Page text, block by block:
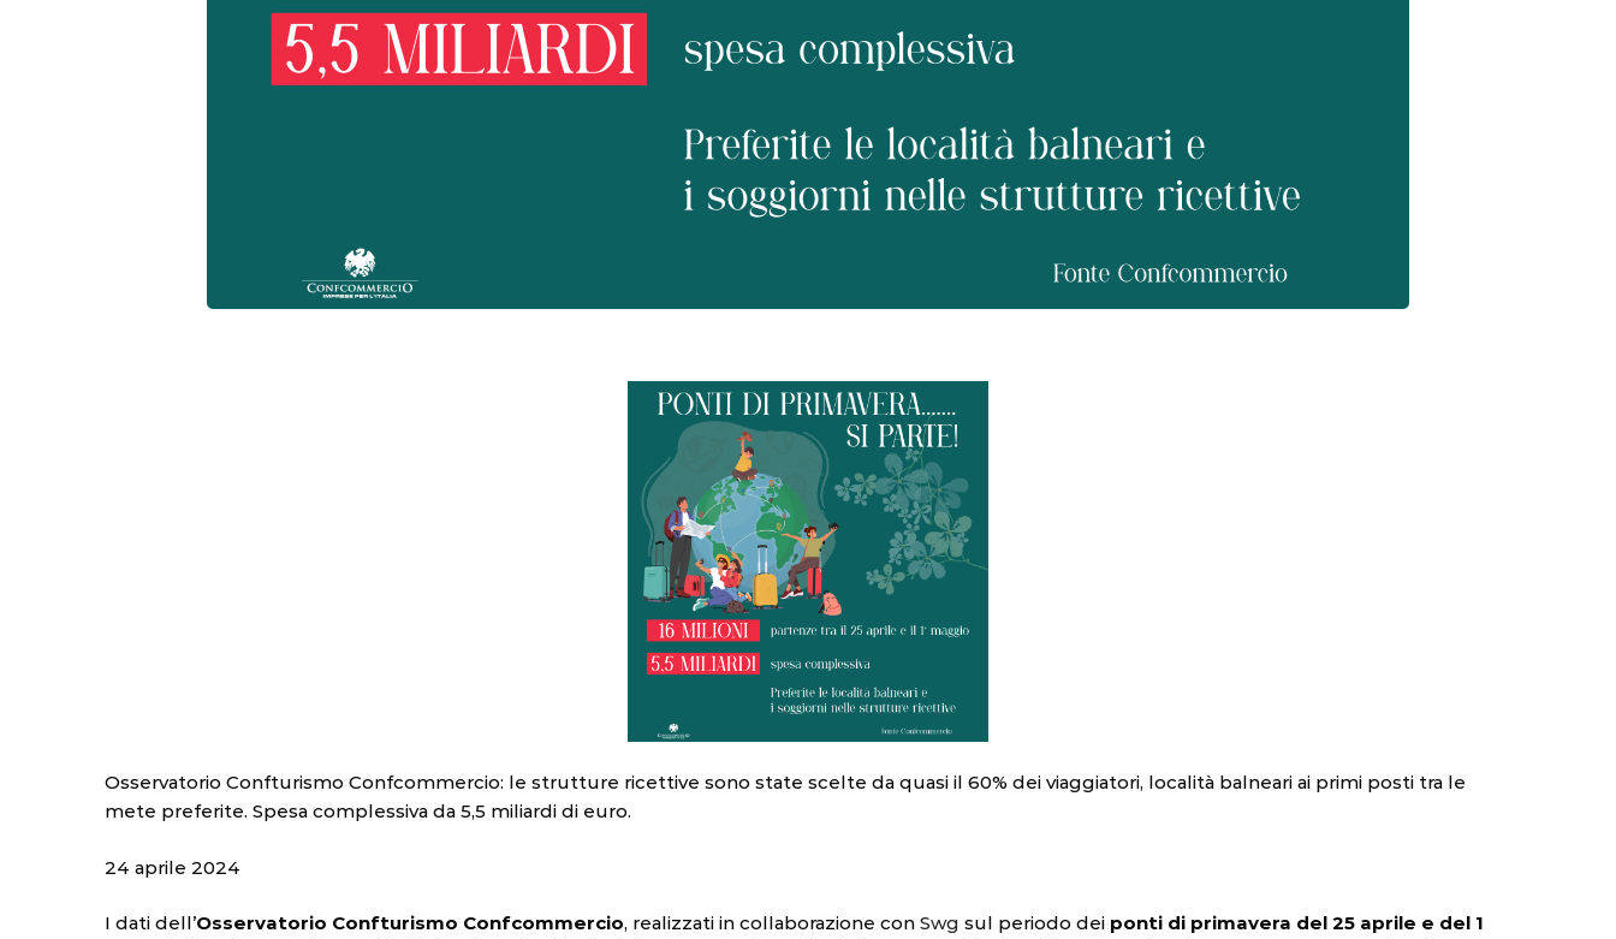
Osservatorio Confturismo Confcommercio: le strutture ricettive sono state scelte da quasi il 60% dei viaggiatori, località balneari ai primi posti tra le
mete preferite. Spesa complessiva da 5,5 miliardi di euro.
24 aprile 2024
I dati dell’Osservatorio Confturismo Confcommercio, realizzati in collaborazione con Swg sul periodo dei ponti di primavera del 25 aprile e del 1